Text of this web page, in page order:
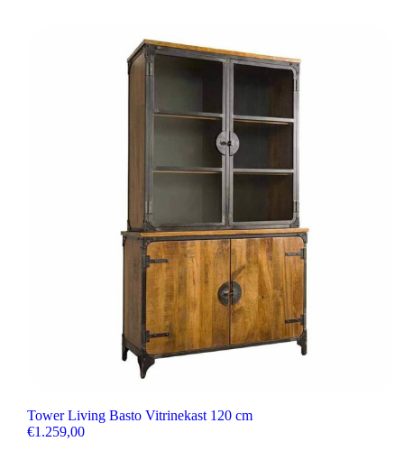
Tower Living Basto Vitrinekast 120 cm
€1.259,00